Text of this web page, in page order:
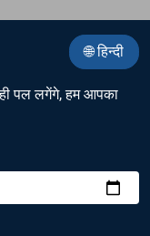
🌐 हिन्दी
पल लगेंगे, हम आपका